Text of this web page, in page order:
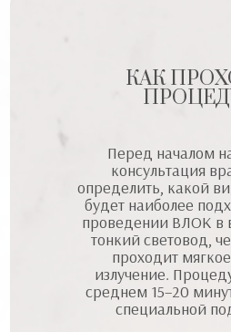
КАК
Перед началом
консультация
определить, какой
будет наиболее
проведении ВЛОК в
тонкий световод,
проходит
излучение.
среднем 15–20
специальной